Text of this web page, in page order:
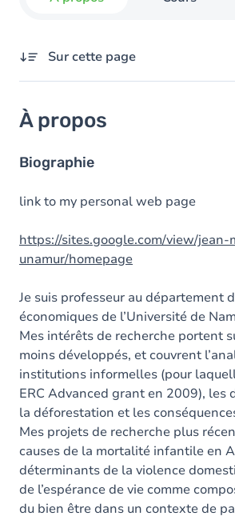
Sur cette page
Domaines d'expertises
Diplômes
Prix
À propos
Biographie
link to my personal web page
https://sites.google.com/view/
unamur/homepage
Je suis professeur au département
économiques de l’Université de
Mes intérêts de recherche portent
moins développés, et couvrent
institutions informelles (pour
ERC Advanced grant en 2009), les
la déforestation et les
Mes projets de recherche plus
causes de la mortalité infantile en
déterminants de la violence
de l’espérance de vie comme
du bien être dans un contexte de